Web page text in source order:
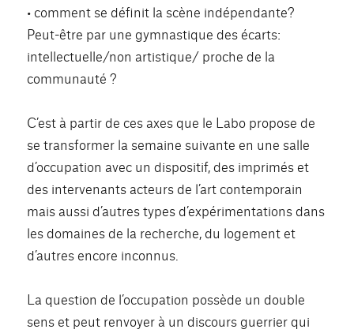
• comment se définit la scène indépendante?
Peut-être par une gymnastique des écarts:
intellectuelle/non artistique/ proche de la
communauté ?
C’est à partir de ces axes que le Labo propose de
se transformer la semaine suivante en une salle
d’occupation avec un dispositif, des imprimés et
des intervenants acteurs de l’art contemporain
mais aussi d’autres types d’expérimentations dans
les domaines de la recherche, du logement et
d’autres encore inconnus.
La question de l’occupation possède un double
sens et peut renvoyer à un discours guerrier qui